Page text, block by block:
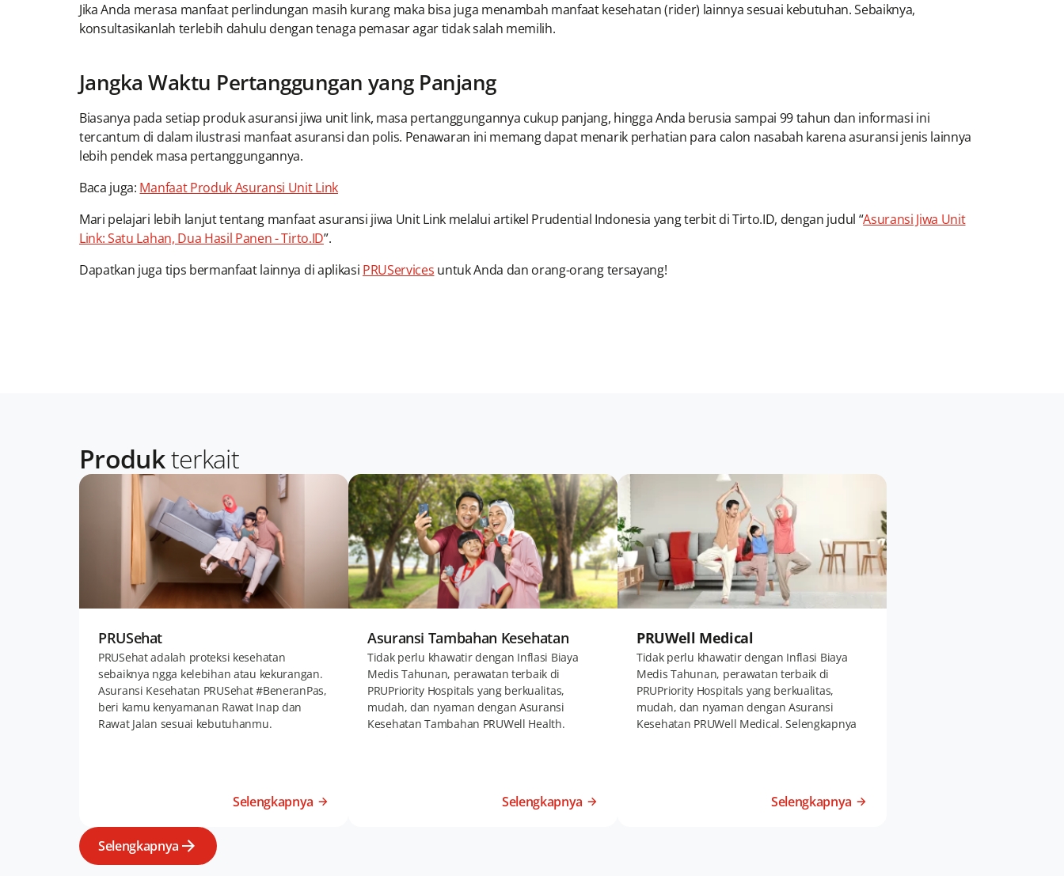
Jika Anda merasa manfaat perlindungan masih kurang maka bisa juga menambah manfaat kesehatan (rider) lainnya sesuai kebutuhan. Sebaiknya,
konsultasikanlah terlebih dahulu dengan tenaga pemasar agar tidak salah memilih.
Jangka Waktu Pertanggungan yang Panjang
Biasanya pada setiap produk asuransi jiwa unit link, masa pertanggungannya cukup panjang, hingga Anda berusia sampai 99 tahun dan informasi ini
tercantum di dalam ilustrasi manfaat asuransi dan polis. Penawaran ini memang dapat menarik perhatian para calon nasabah karena asuransi jenis lainnya
lebih pendek masa pertanggungannya.
Baca juga: Manfaat Produk Asuransi Unit Link
Mari pelajari lebih lanjut tentang manfaat asuransi jiwa Unit Link melalui artikel Prudential Indonesia yang terbit di Tirto.ID, dengan judul “Asuransi Jiwa Unit
Link: Satu Lahan, Dua Hasil Panen - Tirto.ID”.
Dapatkan juga tips bermanfaat lainnya di aplikasi PRUServices untuk Anda dan orang-orang tersayang!
Produkterkait
PRUSehat
PRUSehat adalah proteksi kesehatan
sebaiknya ngga kelebihan atau kekurangan.
Asuransi Kesehatan PRUSehat #BeneranPas,
beri kamu kenyamanan Rawat Inap dan
Rawat Jalan sesuai kebutuhanmu.
Selengkapnya
Asuransi Tambahan Kesehatan
Tidak perlu khawatir dengan Inflasi Biaya
Medis Tahunan, perawatan terbaik di
PRUPriority Hospitals yang berkualitas,
mudah, dan nyaman dengan Asuransi
Kesehatan Tambahan PRUWell Health.
Selengkapnya
PRUWell Medical
Tidak perlu khawatir dengan Inflasi Biaya
Medis Tahunan, perawatan terbaik di
PRUPriority Hospitals yang berkualitas,
mudah, dan nyaman dengan Asuransi
Kesehatan PRUWell Medical. Selengkapnya
Selengkapnya
Selengkapnya